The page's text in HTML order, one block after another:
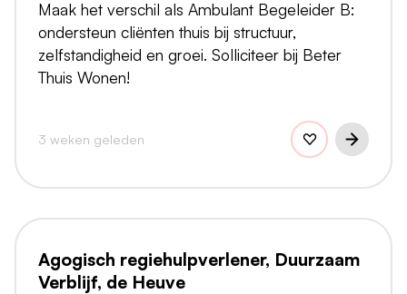
Maak het verschil als Ambulant Begeleider B:
ondersteun cliënten thuis bij structuur,
zelfstandigheid en groei. Solliciteer bij Beter
Thuis Wonen!
3 weken geleden
Agogisch regiehulpverlener, Duurzaam
Verblijf, de Heuve